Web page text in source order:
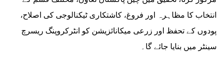
انتخاب کا مظاہرہ اور فروغ، کاشتکاری ٹیکنالوجی کی اصلاح،
پودوں کے تحفظ اور زرعی میکانائزیشن کو انٹرکروپنگ ریسرچ
سینٹر میں بنایا جائے گا۔